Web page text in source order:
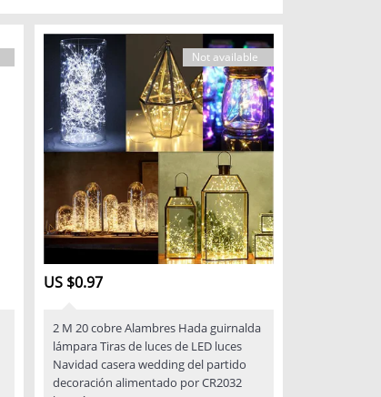
Not available
US $0.97
2 M 20 cobre Alambres Hada guirnalda
lámpara Tiras de luces de LED luces
Navidad casera wedding del partido
decoración alimentado por CR2032